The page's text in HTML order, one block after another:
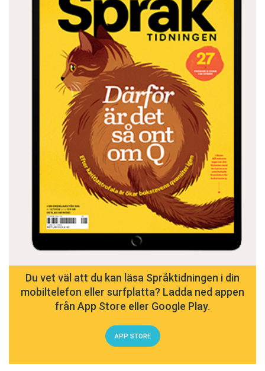
Du vet väl att du kan läsa Språktidningen i din
mobiltelefon eller surfplatta? Ladda ned appen
från App Store eller Google Play.
APP STORE